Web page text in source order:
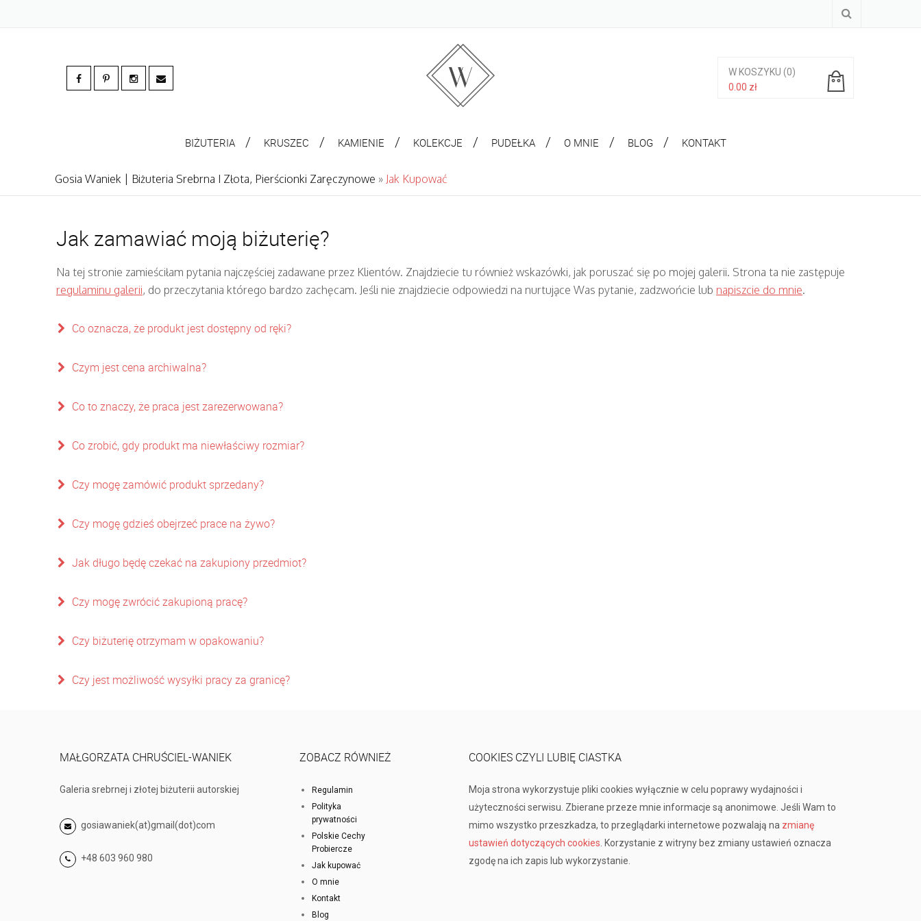
W KOSZYKU (0)
0.00 zł
BIŻUTERIA KRUSZEC KAMIENIE KOLEKCJE PUDEŁKA O MNIE BLOG KONTAKT
Gosia Waniek | Biżuteria Srebrna I Złota, Pierścionki Zaręczynowe » Jak Kupować
Jak zamawiać moją biżuterię?
Na tej stronie zamieściłam pytania najczęściej zadawane przez Klientów. Znajdziecie tu również wskazówki, jak poruszać się po mojej galerii. Strona ta nie zastępuje
regulaminu galerii, do przeczytania którego bardzo zachęcam. Jeśli nie znajdziecie odpowiedzi na nurtujące Was pytanie, zadzwońcie lub napiszcie do mnie.
Co oznacza, że produkt jest dostępny od ręki?
Czym jest cena archiwalna?
Co to znaczy, że praca jest zarezerwowana?
Co zrobić, gdy produkt ma niewłaściwy rozmiar?
Czy mogę zamówić produkt sprzedany?
Czy mogę gdzieś obejrzeć prace na żywo?
Jak długo będę czekać na zakupiony przedmiot?
Czy mogę zwrócić zakupioną pracę?
Czy biżuterię otrzymam w opakowaniu?
Czy jest możliwość wysyłki pracy za granicę?
MAŁGORZATA CHRUŚCIEL-WANIEK
Galeria srebrnej i złotej biżuterii autorskiej
gosiawaniek(at)gmail(dot)com
+48 603 960 980
ZOBACZ RÓWNIEŻ
Regulamin
Polityka
prywatności
Polskie Cechy
Probiercze
Jak kupować
O mnie
Kontakt
Blog
COOKIES CZYLI LUBIĘ CIASTKA
Moja strona wykorzystuje pliki cookies wyłącznie w celu poprawy wydajności i
użyteczności serwisu. Zbierane przeze mnie informacje są anonimowe. Jeśli Wam to
mimo wszystko przeszkadza, to przeglądarki internetowe pozwalają na zmianę
ustawień dotyczących cookies . Korzystanie z witryny bez zmiany ustawień oznacza
zgodę na ich zapis lub wykorzystanie.